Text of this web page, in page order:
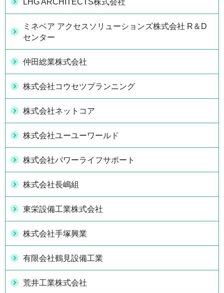
LHG ARCHITECTS株式会社
ミネベア アクセスソリューションズ株式会社 R＆D
センター
仲田総業株式会社
株式会社コウセツプランニング
株式会社ネットコア
株式会社ユーユーワールド
株式会社パワーライフサポート
株式会社長嶋組
東栄設備工業株式会社
株式会社手塚興業
有限会社鶴見設備工業
荒井工業株式会社